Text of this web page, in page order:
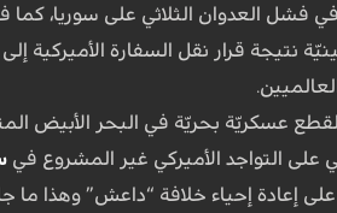
فشل العدوان الثلاثي على سوريا، كما
نتيجة قرار نقل السفارة الأميركية
لقطع عسكريّة بحريّة في البحر
على التواجد الأميركي غير المشروع في
إعادة إحياء خلافة “داعش” وهذا ما